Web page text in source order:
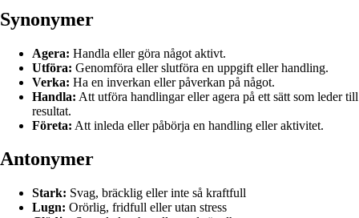
Synonymer
Agera: Handla eller göra något aktivt.
Utföra: Genomföra eller slutföra en uppgift eller handling.
Verka: Ha en inverkan eller påverkan på något.
Handla: Att utföra handlingar eller agera på ett sätt som leder till
resultat.
Företa: Att inleda eller påbörja en handling eller aktivitet.
Antonymer
Stark: Svag, bräcklig eller inte så kraftfull
Lugn: Orörlig, fridfull eller utan stress